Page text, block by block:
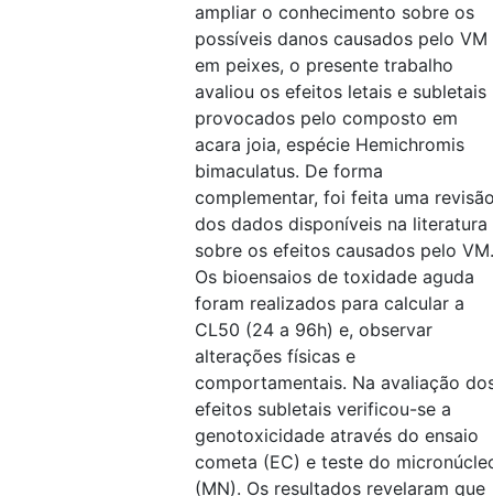
ampliar o conhecimento sobre os
possíveis danos causados pelo VM
em peixes, o presente trabalho
avaliou os efeitos letais e subletais
provocados pelo composto em
acara joia, espécie Hemichromis
bimaculatus. De forma
complementar, foi feita uma
dos dados disponíveis na literatura
sobre os efeitos causados pelo VM.
Os bioensaios de toxidade aguda
foram realizados para calcular a
CL50 (24 a 96h) e, observar
alterações físicas e
comportamentais. Na avaliação
efeitos subletais verificou-se a
genotoxicidade através do ensaio
cometa (EC) e teste do
(MN). Os resultados revelaram que